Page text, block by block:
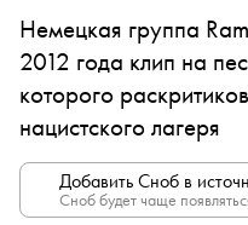
Немецкая группа
2012 года клип на
которого
нацистского лагеря
Добавить Сноб в
Сноб будет чаще